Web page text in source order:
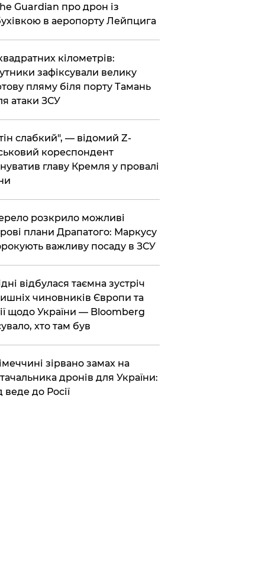
Guardian про дрон із
в аеропорту Лейпцига
кілометрів:
зафіксували велику
пляму біля порту Тамань
атаки ЗСУ
слабкий", — відомий Z-
кореспондент
главу Кремля у провалі
розкрило можливі
плани Драпатого: Маркусу
важливу посаду в ЗСУ
відбулася таємна зустріч
чиновників Європи та
щодо України — Bloomberg
хто там був
зірвано замах на
дронів для України:
веде до Росії